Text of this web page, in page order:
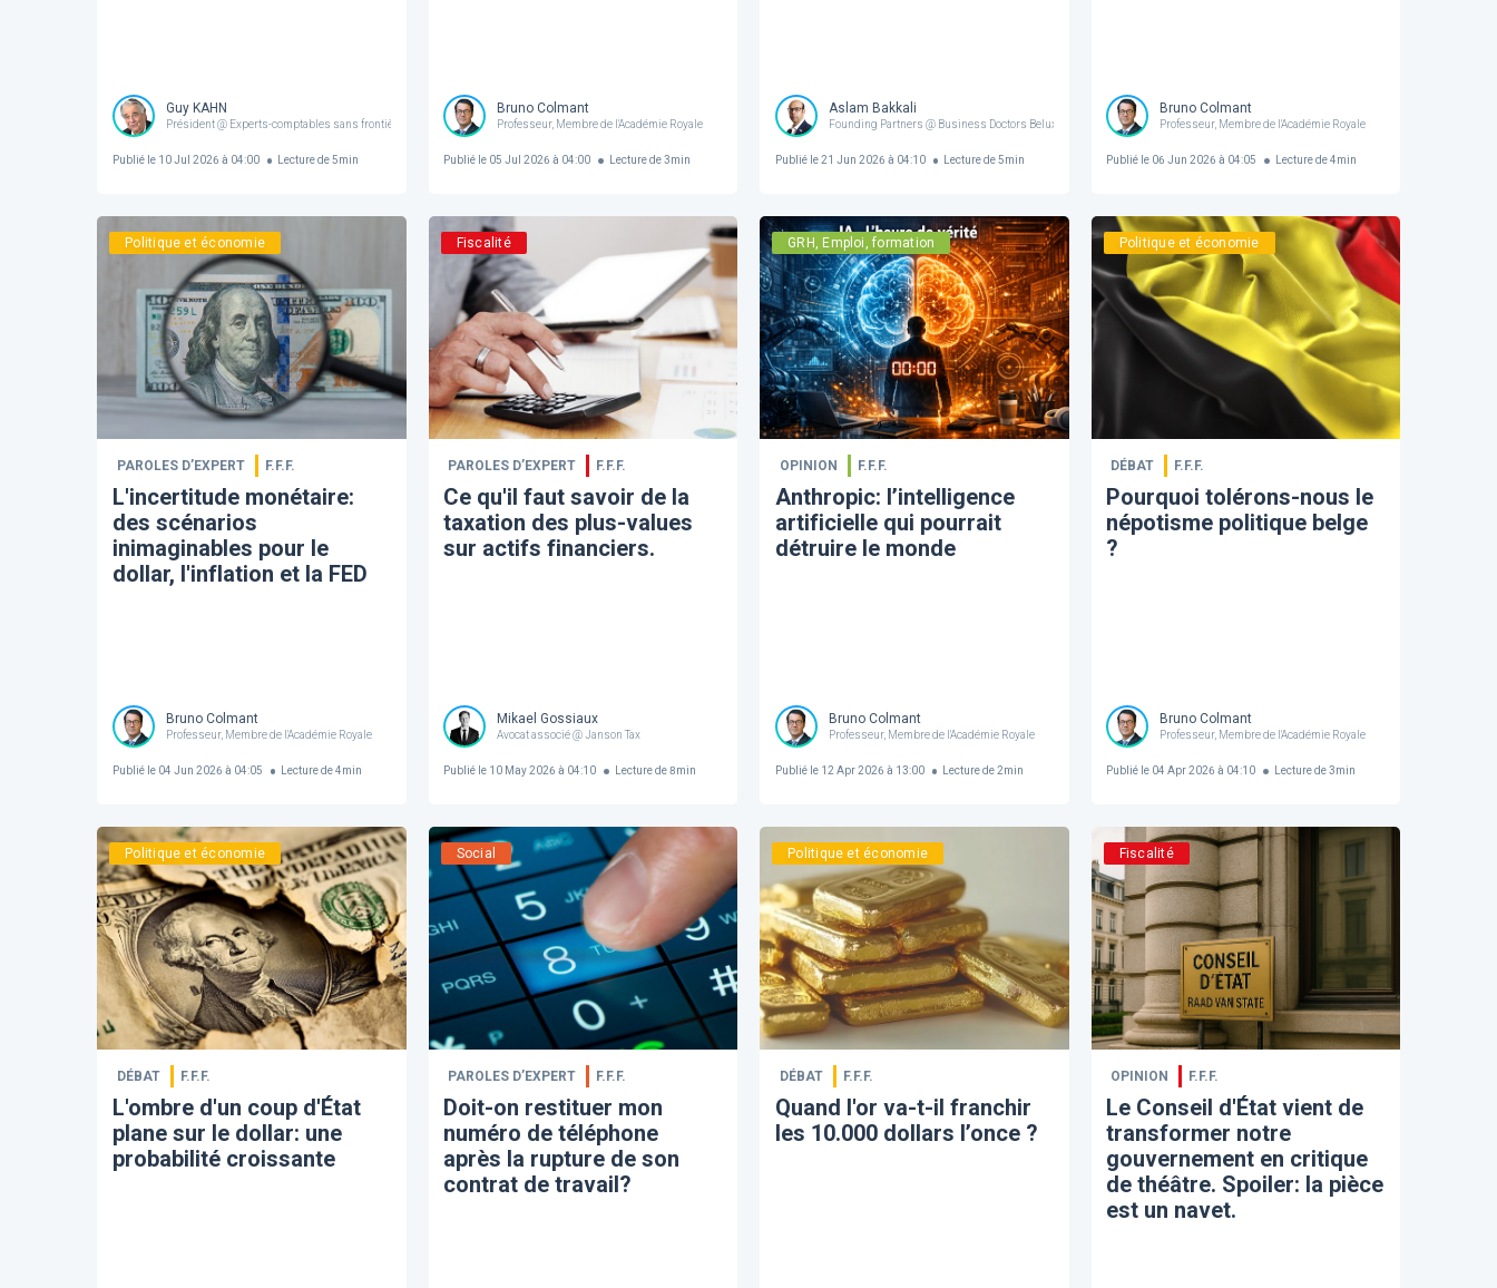
Guy KAHN
Président @ Experts-comptables sans frontières | Administrateur @ Forum For the Future
Publié le10 Jul 2026 à 04:00 Lecture de5min
Bruno Colmant
Professeur, Membre de l'Académie Royale
Publié le 05 Jul 2026 à 04:00 Lecture de 3min
Aslam Bakkali
Founding Partners @ Business Doctors Belux
Publié le21 Jun 2026 à 04:10 Lecture de5min
Bruno Colmant
Professeur, Membre de l'Académie Royale
Publié le 06 Jun 2026 à 04:05 Lecture de 4min
Politique et économie
PAROLES D’EXPERT F.F.F.
L'incertitude monétaire:
des scénarios
inimaginables pour le
dollar, l'inflation et la FED
Bruno Colmant
Professeur, Membre de l'Académie Royale
Publié le04 Jun 2026 à 04:05 Lecture de4min
Fiscalité
PAROLES D’EXPERT F.F.F.
Ce qu'il faut savoir de la
taxation des plus-values
sur actifs financiers.
Mikael Gossiaux
Avocat associé @ Janson Tax
Publié le 10 May 2026 à 04:10 Lecture de 8min
GRH, Emploi, formation
OPINION F.F.F.
Anthropic: l’intelligence
artificielle qui pourrait
détruire le monde
Bruno Colmant
Professeur, Membre de l'Académie Royale
Publié le12 Apr 2026 à 13:00 Lecture de2min
Politique et économie
DÉBAT F.F.F.
​Pourquoi tolérons-nous le
népotisme politique belge
?
Bruno Colmant
Professeur, Membre de l'Académie Royale
Publié le 04 Apr 2026 à 04:10 Lecture de 3min
Politique et économie
DÉBAT F.F.F.
L'ombre d'un coup d'État
plane sur le dollar: une
probabilité croissante
Social
PAROLES D’EXPERT F.F.F.
Doit-on restituer mon
numéro de téléphone
après la rupture de son
contrat de travail?
Politique et économie
DÉBAT F.F.F.
Quand l'or va-t-il franchir
les 10.000 dollars l’once ?
Fiscalité
OPINION F.F.F.
Le Conseil d'État vient de
transformer notre
gouvernement en critique
de théâtre. Spoiler: la pièce
est un navet.